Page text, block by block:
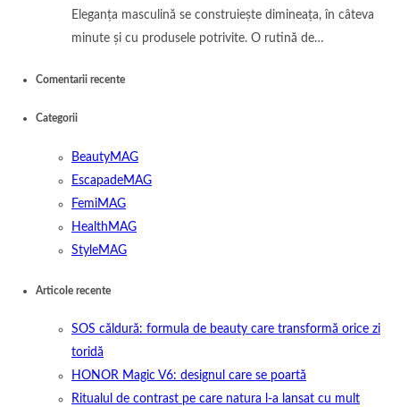
Eleganța masculină se construiește dimineața, în câteva
minute și cu produsele potrivite. O rutină de…
Comentarii recente
Categorii
BeautyMAG
EscapadeMAG
FemiMAG
HealthMAG
StyleMAG
Articole recente
SOS căldură: formula de beauty care transformă orice zi
toridă
HONOR Magic V6: designul care se poartă
Ritualul de contrast pe care natura l-a lansat cu mult